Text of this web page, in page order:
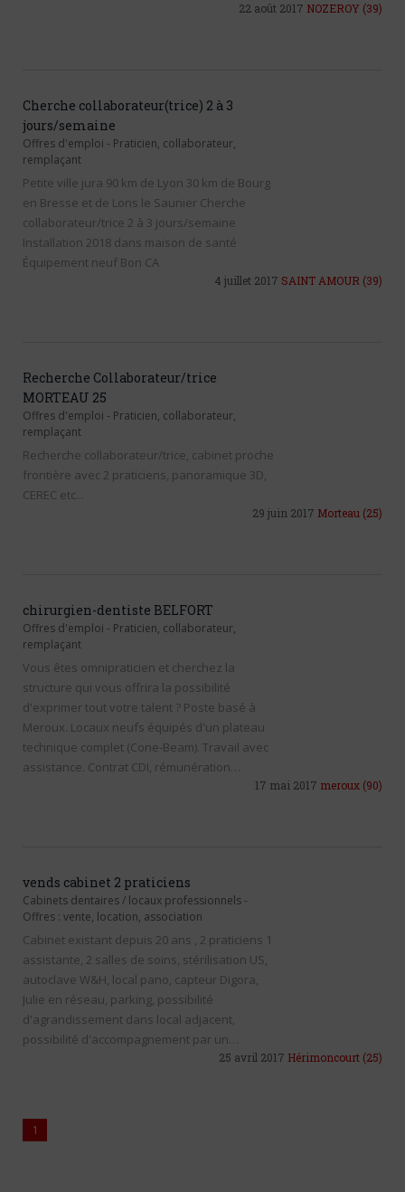
22 août 2017 NOZEROY (39)
Cherche collaborateur(trice) 2 à 3
jours/semaine
Offres d'emploi - Praticien, collaborateur,
remplaçant
Petite ville jura 90 km de Lyon 30 km de Bourg
en Bresse et de Lons le Saunier Cherche
collaborateur/trice 2 à 3 jours/semaine
Installation 2018 dans maison de santé
Équipement neuf Bon CA
4 juillet 2017 SAINT AMOUR (39)
Recherche Collaborateur/trice
MORTEAU 25
Offres d'emploi - Praticien, collaborateur,
remplaçant
Recherche collaborateur/trice, cabinet proche
frontière avec 2 praticiens, panoramique 3D,
CEREC etc...
29 juin 2017 Morteau (25)
chirurgien-dentiste BELFORT
Offres d'emploi - Praticien, collaborateur,
remplaçant
Vous êtes omnipraticien et cherchez la
structure qui vous offrira la possibilité
d'exprimer tout votre talent ? Poste basé à
Meroux. Locaux neufs équipés d'un plateau
technique complet (Cone-Beam). Travail avec
assistance. Contrat CDI, rémunération…
17 mai 2017 meroux (90)
vends cabinet 2 praticiens
Cabinets dentaires / locaux professionnels -
Offres : vente, location, association
Cabinet existant depuis 20 ans , 2 praticiens 1
assistante, 2 salles de soins, stérilisation US,
autoclave W&H, local pano, capteur Digora,
Julie en réseau, parking, possibilité
d'agrandissement dans local adjacent,
possibilité d'accompagnement par un…
25 avril 2017 Hérimoncourt (25)
1